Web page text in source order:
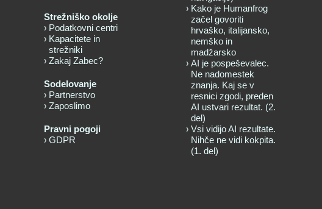
Strežniško okolje
Podatkovni centri
Kapacitete in
strežniki
Zakaj Zabec?
Sodelovanje
Partnerstvo
Zaposlimo
Pravni pogoji
GDPR
Kako je Humanfrog
začel govoriti
hrvaško, italijansko,
nemško in
madžarsko
AI je pospeševalec.
Ne nadomestek
znanja. Kaj se v
resnici zgodi, preden
AI ustvari rezultat. (2.
del)
Vsi vidijo AI rezultate.
Nihče ne vidi kokpita.
(1. del)